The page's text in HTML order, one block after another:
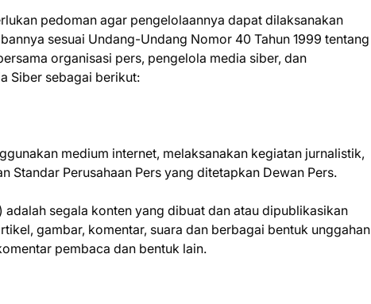
pedoman agar pengelolaannya dapat dilaksanakan
sesuai Undang-Undang Nomor 40 Tahun 1999 tentang
organisasi pers, pengelola media siber, dan
Siber sebagai berikut:
medium internet, melaksanakan kegiatan jurnalistik,
Standar Perusahaan Pers yang ditetapkan Dewan Pers.
adalah segala konten yang dibuat dan atau dipublikasikan
gambar, komentar, suara dan berbagai bentuk unggahan
pembaca dan bentuk lain.